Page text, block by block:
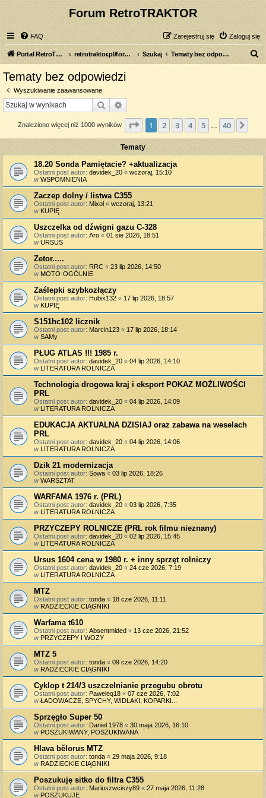
Forum RetroTRAKTOR
FAQ Zaloguj się
Zarejestruj się
Portal RetroTRAKTOR.pl retrotraktor.pl/forum Szukaj Tematy bez odpowiedzi
Tematy bez odpowiedzi
Wyszukiwanie zaawansowane
Szukaj
Znaleziono więcej niż 1000 wyników Strona z40
1 2 3 4 5 40
Tematy
18.20 Sonda Pamiętacie? +aktualizacja
Ostatni post autor: davidek_20 « wczoraj, 15:10
w WSPOMNIENIA
Zaczep dolny / listwa C355
Ostatni post autor: Mixol « wczoraj, 13:21
w KUPIĘ
Uszczelka od dźwigni gazu C-328
Ostatni post autor: Aro « 01 sie 2026, 18:51
w URSUS
Zetor.....
Ostatni post autor: RRC « 23 lip 2026, 14:50
w MOTO-OGÓLNIE
Zaślepki szybkozłączy
Ostatni post autor: Hubix132 « 17 lip 2026, 18:57
w KUPIĘ
S151hc102 licznik
Ostatni post autor: Marcin123 « 17 lip 2026, 18:14
w SAMy
PŁUG ATLAS !!! 1985 r.
Ostatni post autor: davidek_20 « 04 lip 2026, 14:10
w LITERATURA ROLNICZA
Technologia drogowa kraj i eksport POKAZ MOŻLIWOŚCI
PRL
Ostatni post autor: davidek_20 « 04 lip 2026, 14:09
w LITERATURA ROLNICZA
EDUKACJA AKTUALNA DZISIAJ oraz zabawa na weselach
PRL
Ostatni post autor: davidek_20 « 04 lip 2026, 14:06
w LITERATURA ROLNICZA
Dzik 21 modernizacja
Ostatni post autor: Sowa « 03 lip 2026, 18:26
w WARSZTAT
WARFAMA 1976 r. (PRL)
Ostatni post autor: davidek_20 « 03 lip 2026, 7:35
w LITERATURA ROLNICZA
PRZYCZEPY ROLNICZE (PRL rok filmu nieznany)
Ostatni post autor: davidek_20 « 02 lip 2026, 15:45
w LITERATURA ROLNICZA
Ursus 1604 cena w 1980 r. + inny sprzęt rolniczy
Ostatni post autor: davidek_20 « 24 cze 2026, 7:19
w LITERATURA ROLNICZA
MTZ
Ostatni post autor: tonda « 18 cze 2026, 11:11
w RADZIECKIE CIĄGNIKI
Warfama t610
Ostatni post autor: Absentmided « 13 cze 2026, 21:52
w PRZYCZEPY I WOZY
MTZ 5
Ostatni post autor: tonda « 09 cze 2026, 14:20
w RADZIECKIE CIĄGNIKI
Cyklop t 214/3 uszczelnianie przegubu obrotu
Ostatni post autor: Paweleq18 « 07 cze 2026, 7:02
w ŁADOWACZE, SPYCHY, WIDLAKI, KOPARKI...
Sprzęgło Super 50
Ostatni post autor: Daniel 1978 « 30 maja 2026, 16:10
w POSZUKIWANY, POSZUKIWANA
Hlava bělorus MTZ
Ostatni post autor: tonda « 29 maja 2026, 9:18
w RADZIECKIE CIĄGNIKI
Poszukuję sitko do filtra C355
Ostatni post autor: Mariuszwciszy89 « 27 maja 2026, 11:28
w POSZUKUJĘ